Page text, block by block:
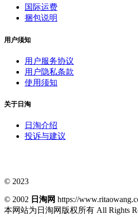
国际运费
捆包说明
用户须知
用户服务协议
用户隐私条款
使用须知
关于日淘
日淘介绍
投诉与建议
© 2023
© 2002 日淘网 https://
本网站为日淘网版权所有 All Rights